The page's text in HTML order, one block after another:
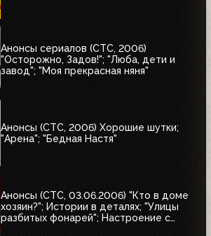
Анонсы сериалов (СТС, 2006)
"Осторожно, Задов!"; "Люба, дети и
завод"; "Моя прекрасная няня"
Анонсы (СТС, 2006) Хорошие шутки;
"Арена"; "Бедная Настя"
Анонсы (СТС, 03.06.2006) "Кто в доме
хозяин?"; Истории в деталях; "Улицы
разбитых фонарей"; Настроение с